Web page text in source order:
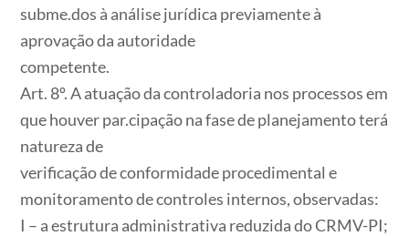
subme.dos à análise jurídica previamente à
aprovação da autoridade
competente.
Art. 8º. A atuação da controladoria nos processos em
que houver par.cipação na fase de planejamento terá
natureza de
verificação de conformidade procedimental e
monitoramento de controles internos, observadas:
I – a estrutura administrativa reduzida do CRMV-PI;